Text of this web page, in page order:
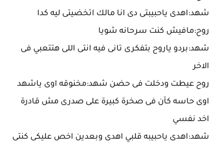
شهد:اهدى ياحبيبتى دى انا مالك اتخضيتى ليه كدا
روح:مافيش كنت سرحانه شويا
شهد:بردو ياروح بتفكرى تانى فيه انتى اللى هتتعبي فى
الاخر
روح عيطت ودخلت فى حضن شهد:مخنوقه اوى ياشهد
اوى حاسه كأن فى صخرة كبيرة على صدرى مش قادرة
اخد نفسي
شهد:اهدى ياحبيبه قلبي اهدى وبعدين اخص عليكى كنتى